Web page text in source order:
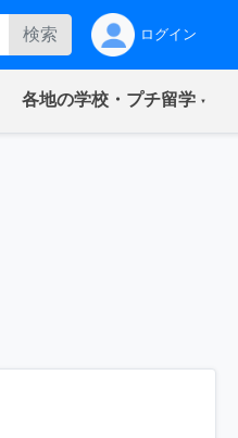
検索 ログイン
各地の学校・プチ留学